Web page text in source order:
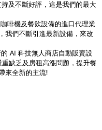
及不斷好評，這是我們的最大
啡機及餐飲設備的進口代理業
我們不斷引進最新設備，來改
AI 科技無人商店自動販賣設
缺乏及房租高漲問題，提升餐
來全新的主流!